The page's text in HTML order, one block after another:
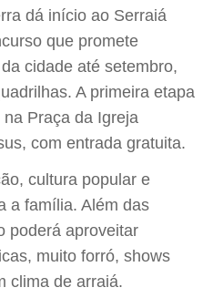
dá início ao Serraiá
que promete
cidade até setembro,
A primeira etapa
Praça da Igreja
com entrada gratuita.
cultura popular e
a família. Além das
poderá aproveitar
muito forró, shows
clima de arraiá.